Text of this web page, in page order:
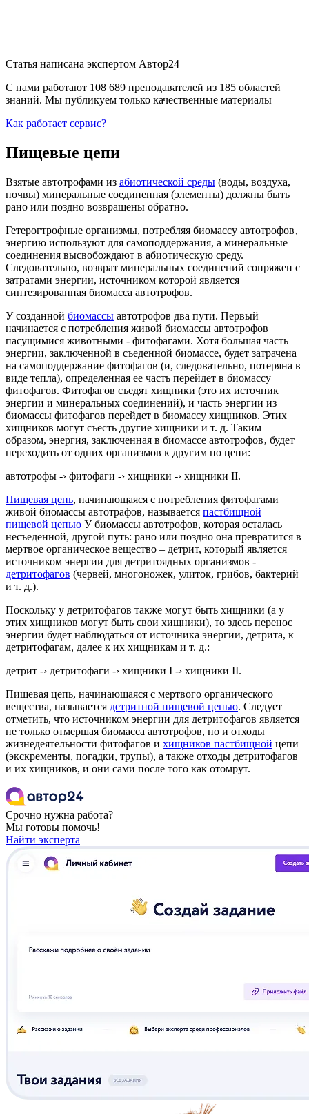
Статья написана экспертом Автор24
С нами работают 108 689 преподавателей из 185 областей
знаний. Мы публикуем только качественные материалы
Как работает сервис?
Пищевые цепи
Взятые автотрофами из абиотической среды (воды, воздуха,
почвы) минеральные соединенная (элементы) должны быть
рано или поздно возвращены обратно.
Гетерогтрофные организмы, потребляя биомассу автотрофов‚
энергию используют для самоподдержания, а минеральные
соединения высвобождают в абиотическую среду.
Следовательно, возврат минеральных соединений сопряжен с
затратами энергии, источником которой является
синтезированная биомасса автотрофов.
У созданной биомассы автотрофов два пути. Первый
начинается с потребления живой биомассы автотрофов
пасущимися животными - фитофагами. Хотя большая часть
энергии, заключенной в съеденной биомассе, будет затрачена
на самоподдержание фитофагов (и, следовательно, потеряна в
виде тепла), определенная ее часть перейдет в биомассу
фитофагов. Фитофагов съедят хищники (это их источник
энергии и минеральных соединений), и часть энергии из
биомассы фитофагов перейдет в биомассу хищников. Этих
хищников могут съесть другие хищники и т. д. Таким
образом, энергия, заключенная в биомассе автотрофов‚ будет
переходить от одних организмов к другим по цепи:
автотрофы -› фитофаги -› хищники -› хищники II.
Пищевая цепь, начинающаяся с потребления фитофагами
живой биомассы автотрафов, называется пастбищной
пищевой цепью У биомассы автотрофов, которая осталась
несъеденной, другой путь: рано или поздно она превратится в
мертвое органическое вещество – детрит, который является
источником энергии для детритоядных организмов -
детритофагов (червей, многоножек, улиток, грибов, бактерий
и т. д.).
Поскольку у детритофагов также могут быть хищники (a y
этих хищников могут быть свои хищники), то здесь перенос
энергии будет наблюдаться от источника энергии, детрита, к
детритофагам, далее к их хищникам и т. д.:
детрит -› детритофаги -› хищники I -› хищники II.
Пищевая цепь, начинающаяся с мертвого органического
вещества, называется детритной пищевой цепью. Следует
отметить, что источником энергии для детритофагов является
не только отмершая биомасса автотрофов, но и отходы
жизнедеятельности фитофагов и хищников пастбищной цепи
(экскременты, погадки, трупы), а также отходы детритофагов
и их хищников, и они сами после того как отомрут.
Срочно нужна работа?
Мы готовы помочь!
Найти эксперта